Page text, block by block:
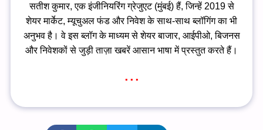
सतीश कुमार, एक इंजीनियरिंग ग्रेजुएट (मुंबई) हैं, जिन्हें 2019 से
शेयर मार्केट, म्यूचुअल फंड और निवेश के साथ-साथ ब्लॉगिंग का भी
अनुभव है। वे इस ब्लॉग के माध्यम से शेयर बाजार, आईपीओ, बिजनस
और निवेशकों से जुड़ी ताज़ा खबरें आसान भाषा में प्रस्तुत करते हैं।
...